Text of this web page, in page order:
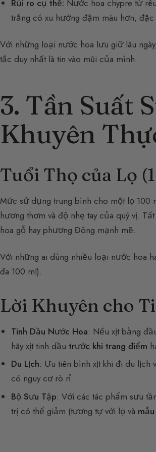
Rủi ro cụ thể: Nước hoa chypre từ
trắng có xu hướng đậm màu hơn,
Với những loại nước hoa lưu giữ lâu
tắc duy nhất là tin vào mũi của mình.
3. Tần Suất
Khuyên
Tuổi Thọ của Lọ
Mức sử dụng trung bình cho một lọ 100
hương thơm và độ nhẹ tay của quý vị.
hoa gỗ hay phương Đông mạnh mẽ.
Với những ai dùng nhiều loại nước hoa
đa 100 ml).
Lời Khuyên cho
Tinh Dầu Nước Hoa: Nếu xịt bằng
hãy xịt tinh dầutrước khi trang điểm
Du Lịch: Ưu tiên bình xịt khi đi du lịch
có nguy cơ rò rỉ.
Bộ Sưu Tập: Với các tác phẩm sưu
trị có thể giảm (tương tự với lọ và